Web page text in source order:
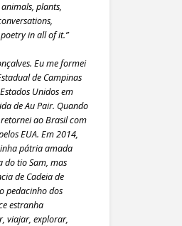
plants,
in all of it.”
Eu me formei
de Campinas
Unidos em
de Au Pair. Quando
ao Brasil com
EUA. Em 2014,
pátria amada
do tio Sam, mas
de Cadeia de
pedacinho dos
estranha
viajar, explorar,